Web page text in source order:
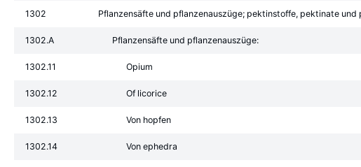
1302 Pflanzensäfte und pflanzenauszüge; pektinstoffe, pektinate
1302.A Pflanzensäfte und pflanzenauszüge:
1302.11 Opium
1302.12 Of licorice
1302.13 Von hopfen
1302.14 Von ephedra